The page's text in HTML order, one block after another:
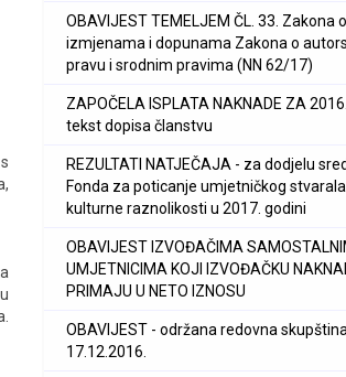
OBAVIJEST TEMELJEM ČL. 33. Zakona o
izmjenama i dopunama Zakona o
pravu i srodnim pravima (NN 62/17)
ZAPOČELA ISPLATA NAKNADE ZA
tekst dopisa članstvu
REZULTATI NATJEČAJA - za dodjelu
Fonda za poticanje umjetničkog
kulturne raznolikosti u 2017. godini
OBAVIJEST IZVOĐAČIMA
UMJETNICIMA KOJI IZVOĐAČKU
PRIMAJU U NETO IZNOSU
OBAVIJEST - održana redovna
17.12.2016.